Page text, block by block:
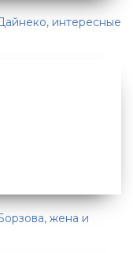
интересные
жена и